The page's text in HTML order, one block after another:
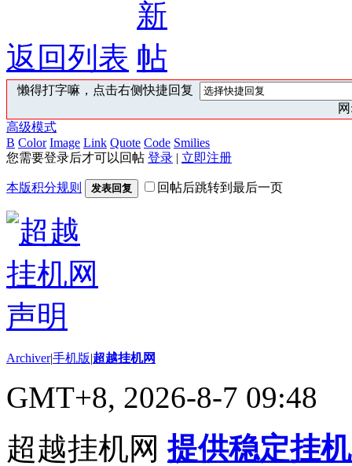
返回列表
懒得打字嘛，点击右侧快捷回复
高级模式
B Color Image Link Quote Code Smilies
您需要登录后才可以回帖 登录 | 立即注册
本版积分规则 发表回复 回帖后跳转到最后一页
Archiver|手机版|超越挂机网
GMT+8, 2026-8-7 09:48
超越挂机网提供稳定挂